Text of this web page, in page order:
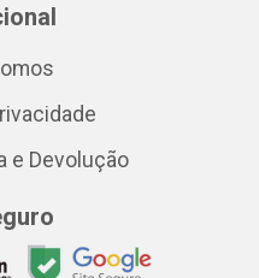
e Devolução